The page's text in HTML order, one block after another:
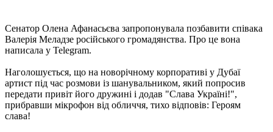
Сенатор Олена Афанасьєва запропонувала позбавити співака
Валерія Меладзе російського громадянства. Про це вона
написала у Telegram.
Наголошується, що на новорічному корпоративі у Дубаї
артист під час розмови із шанувальником, який попросив
передати привіт його дружині і додав "Слава Україні!",
прибравши мікрофон від обличчя, тихо відповів: Героям
слава!